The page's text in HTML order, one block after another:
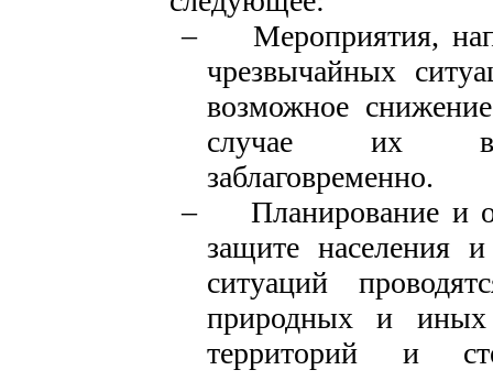
–
Мероприятия,
чрезвычайных
возможное
случае их
заблаговременно.
–
Планирование и
защите населения
ситуаций
природных и иных
территорий и